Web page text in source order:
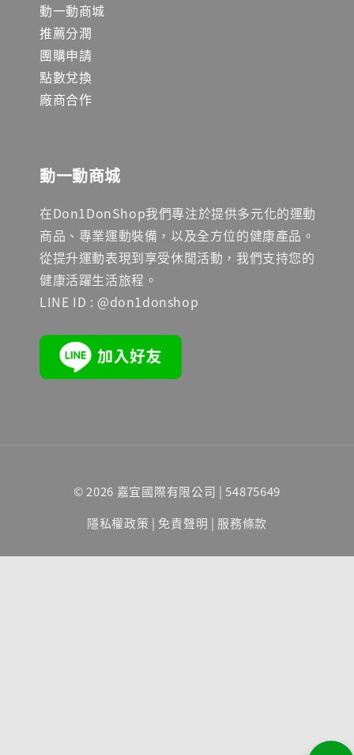
動一動商城
推薦分潤
團購申請
點數兌換
廠商合作
動一動商城
在Don1DonShop我們專注於提供多元化的運動
商品、專業運動裝備，以及全方位的健康產品。
從提升運動表現到享受休閒活動，我們支持您的
健康活躍生活旅程。
LINE ID : @don1donshop
© 2026 嘉宜國際有限公司 | 54875649
隱私權政策 | 免責聲明 | 服務條款